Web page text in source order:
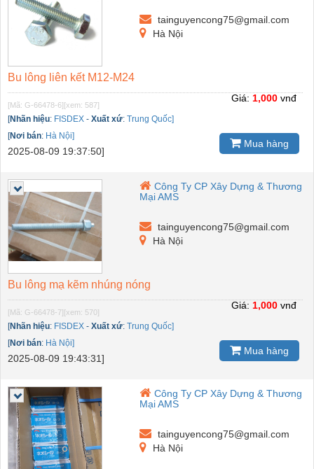
tainguyencong75@gmail.com
Hà Nội
Bu lông liên kết M12-M24
[Mã: G-66478-6][xem: 587]
[Nhãn hiệu: FISDEX - Xuất xứ: Trung Quốc]
[Nơi bán: Hà Nội]
2025-08-09 19:37:50]
Giá: 1,000 vnđ
Mua hàng
Công Ty CP Xây Dựng & Thương
Mại AMS
tainguyencong75@gmail.com
Hà Nội
Bu lông mạ kẽm nhúng nóng
[Mã: G-66478-7][xem: 570]
[Nhãn hiệu: FISDEX - Xuất xứ: Trung Quốc]
[Nơi bán: Hà Nội]
2025-08-09 19:43:31]
Giá: 1,000 vnđ
Mua hàng
Công Ty CP Xây Dựng & Thương
Mại AMS
tainguyencong75@gmail.com
Hà Nội